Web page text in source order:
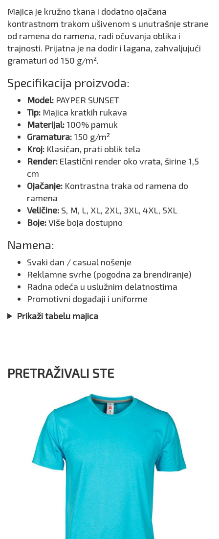
Majica je kružno tkana i dodatno ojačana
kontrastnom trakom ušivenom s unutrašnje strane
od ramena do ramena, radi očuvanja oblika i
trajnosti. Prijatna je na dodir i lagana, zahvaljujući
gramaturi od 150 g/m².
Specifikacija proizvoda:
Model: PAYPER SUNSET
Tip: Majica kratkih rukava
Materijal: 100% pamuk
Gramatura: 150 g/m²
Kroj: Klasičan, prati oblik tela
Render: Elastični render oko vrata, širine 1,5
cm
Ojačanje: Kontrastna traka od ramena do
ramena
Veličine: S, M, L, XL, 2XL, 3XL, 4XL, 5XL
Boje:Više boja dostupno
Namena:
Svaki dan / casual nošenje
Reklamne svrhe (pogodna za brendiranje)
Radna odeća u uslužnim delatnostima
Promotivni događaji i uniforme
Prikaži tabelu majica
PRETRAŽIVALI STE